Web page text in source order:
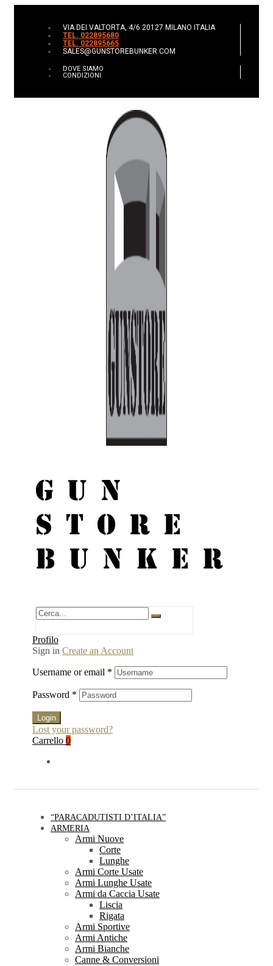
VIA DEI VALTORTA, 4/6 20127 MILANO ITALIA
TEL. 022895680
TEL. 022895665
SALES@GUNSTOREBUNKER.COM
DOVE SIAMO
CONDIZIONI
GUN
STORE
BUNKER
Profilo
Sign in Create an Account
Username or email *
Password *
Login
Lost your password?
Carrello 0
“PARACADUTISTI D’ITALIA”
ARMERIA
Armi Nuove
Corte
Lunghe
Armi Corte Usate
Armi Lunghe Usate
Armi da Caccia Usate
Liscia
Rigata
Armi Sportive
Armi Antiche
Armi Bianche
Canne & Conversioni